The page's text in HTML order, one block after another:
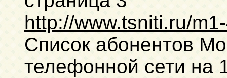
http://www.tsniti.ru/
Список абонентов
телефонной сети на